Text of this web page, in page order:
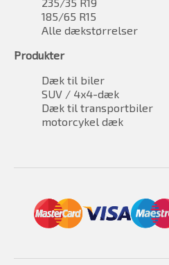
235/35 R19
185/65 R15
Alle dækstørrelser
Produkter
Dæk til biler
SUV / 4x4-dæk
Dæk til transportbiler
motorcykel dæk